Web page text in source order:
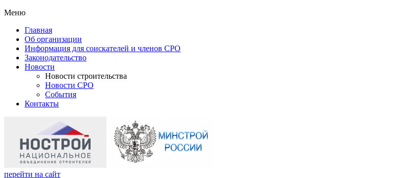
Меню
Главная
Об организации
Информация для соискателей и членов СРО
Законодательство
Новости
Новости строительства
Новости СРО
События
Контакты
перейти на сайт